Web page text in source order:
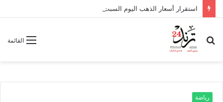
استقرار أسعار الذهب اليوم السبت.. وعيار 24 يسجل 6966 جنيهًا
القائمة
بحث
عن
رياضة